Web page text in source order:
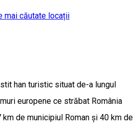
mai căutate locații
han turistic situat de-a lungul
europene ce străbat România
de municipiul Roman și 40 km de